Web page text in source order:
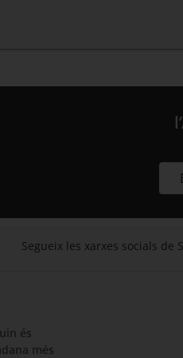
Segueix les xarxes socials de
és
més